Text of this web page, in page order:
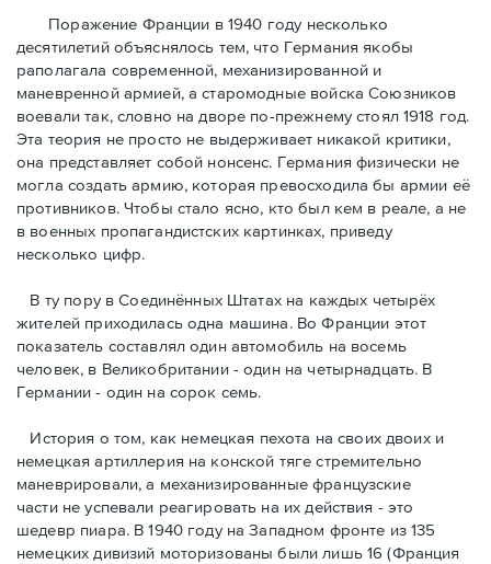
Поражение Франции в 1940 году несколько
десятилетий объяснялось тем, что Германия якобы
раполагала современной, механизированной и
маневренной армией, а старомодные войска Союзников
воевали так, словно на дворе по-прежнему стоял 1918 год.
Эта теория не просто не выдерживает никакой критики,
она представляет собой нонсенс. Германия физически не
могла создать армию, которая превосходила бы армии её
противников. Чтобы стало ясно, кто был кем в реале, а не
в военных пропагандистских картинках, приведу
несколько цифр.
В ту пору в Соединённых Штатах на каждых четырёх
жителей приходилась одна машина. Во Франции этот
показатель составлял один автомобиль на восемь
человек, в Великобритании - один на четырнадцать. В
Германии - один на сорок семь.
История о том, как немецкая пехота на своих двоих и
немeцкая артиллерия на конской тяге стремительно
маневрировали, а механизированные французские
части не успевали реагировать на их действия - это
шедевр пиара. В 1940 году на Западном фронте из 135
немецких дивизий моторизованы были лишь 16 (Франция